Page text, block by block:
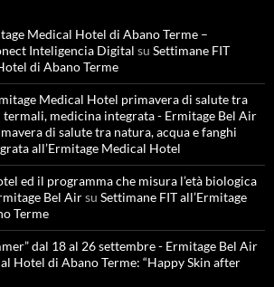
Medical Hotel di Abano Terme –
Inteligencia Digital su Settimane FIT
di Abano Terme
Medical Hotel primavera di salute tra
termali, medicina integrata - Ermitage Bel Air
di salute tra natura, acqua e fanghi
all’Ermitage Medical Hotel
ed il programma che misura l’età biologica
Bel Airsu Settimane FIT all’Ermitage
Terme
dal 18 al 26 settembre - Ermitage Bel Air
Hotel di Abano Terme: “Happy Skin after